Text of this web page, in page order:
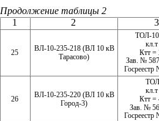
25
ВЛ-10-235-218 (ВЛ 10 кВ
Тарасово)
ТОЛ-
Ктт =
Зав. №
26
ВЛ-10-235-220 (ВЛ 10 кВ
Город-3)
Ктт =
Зав. №
Продолжение таблицы 2
1
2 3